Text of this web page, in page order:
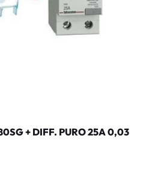
+ DIFF. PURO 25A 0,03